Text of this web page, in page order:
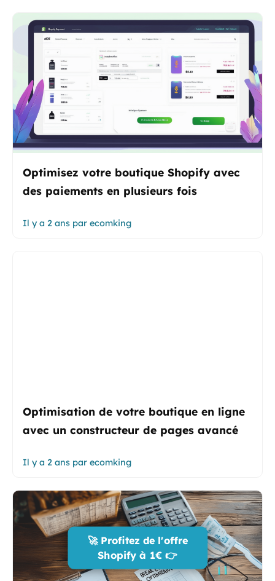
Optimisez votre boutique Shopify avec
des paiements en plusieurs fois
Il y a 2 ans par ecomking
Optimisation de votre boutique en ligne
avec un constructeur de pages avancé
Il y a 2 ans par ecomking
🚀 Profitez de l'offre
Shopify à 1€ 👉